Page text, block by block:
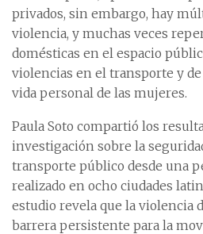
privados, sin embargo, hay
violencia, y muchas veces
domésticas en el espacio
violencias en el transporte y
vida personal de las mujeres.
Paula Soto compartió los
investigación sobre la
transporte público desde una
realizado en ocho ciudades
estudio revela que la violencia
barrera persistente para la